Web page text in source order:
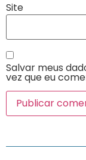
Site
Salvar meus
vez que eu